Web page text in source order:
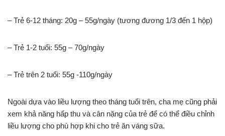
– Trẻ 6-12 tháng: 20g – 55g/ngày (tương đương 1/3 đến 1 hộp)
– Trẻ 1-2 tuổi: 55g – 70g/ngày
– Trẻ trên 2 tuổi: 55g -110g/ngày
Ngoài dựa vào liều lượng theo tháng tuổi trên, cha mẹ cũng phải
xem khả năng hấp thu và cân nặng của trẻ để có thể điều chỉnh
liều lượng cho phù hợp khi cho trẻ ăn váng sữa.